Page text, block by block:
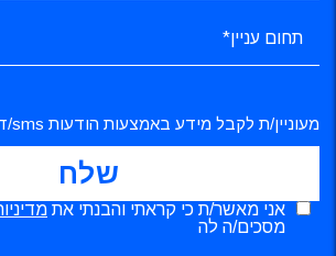
מעוניין/ת לקבל מידע באמצעות הודעות sms/דוא"ל
אני מאשר/ת כי קראתי והבנתי את
מסכים/ה לה